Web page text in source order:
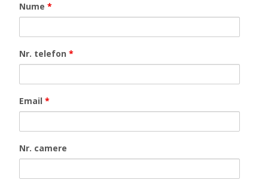
Nume *
Nr. telefon *
Email *
Nr. camere